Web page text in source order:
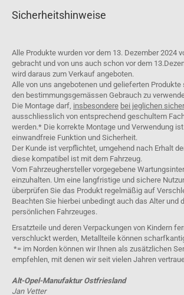
Sicherheitshinweise
Alle Produkte wurden vor dem 13. Dezember 2024
gebracht und von uns auch schon vor dem
wird daraus zum Verkauf angeboten.
Alle von uns angebotenen und gelieferten
den bestimmungsgemässen Gebrauch zu
Die Montage darf, insbesondere bei jeglichen
ausschliesslich von entsprechend geschultem
werden.* Die korrekte Montage und Verwendung
einwandfreie Funktion und Sicherheit.
Der Kunde ist verpflichtet, umgehend nach Erhalt
diese kompatibel ist mit dem Fahrzeug.
Vom Fahrzeughersteller vorgegebene
einzuhalten. Um eine langfristige und sichere
überprüfen Sie das Produkt regelmäßig auf
Beachten Sie hierbei unbedingt auch das Alter und
persönlichen Fahrzeuges.
Ersatzteile und deren Verpackungen von Kindern
verschluckt werden, Metallteile können
*= im Norden können wir Ihnen als zusätzlichen
empfehlen, mit denen wir seit vielen Jahren
Alt-Opel-Manufaktur Ostfriesland
Jan Vetter